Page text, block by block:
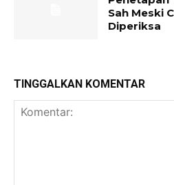
Sah Meski
Diperiksa
TINGGALKAN KOMENTAR